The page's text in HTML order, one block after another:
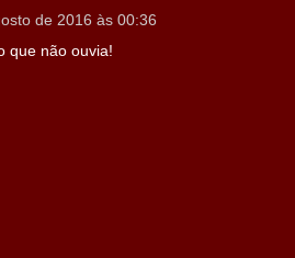
de 2016 às 00:36
que não ouvia!